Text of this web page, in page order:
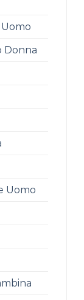
Donna
Uomo